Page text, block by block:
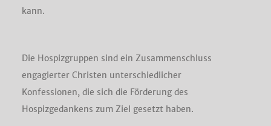
kann.
Die Hospizgruppen sind ein Zusammenschluss
engagierter Christen unterschiedlicher
Konfessionen, die sich die Förderung des
Hospizgedankens zum Ziel gesetzt haben.